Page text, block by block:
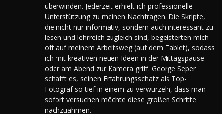
überwinden. Jederzeit erhielt ich professionelle
Unterstützung zu meinen Nachfragen. Die Skripte,
die nicht nur informativ, sondern auch interessant zu
lesen und lehrreich zugleich sind, begeisterten mich
oft auf meinem Arbeitsweg (auf dem Tablet), sodass
ich mit kreativen neuen Ideen in der Mittagspause
oder am Abend zur Kamera griff. George Seper
schafft es, seinen Erfahrungsschatz als Top-
Fotograf so tief in einem zu verwurzeln, dass man
sofort versuchen möchte diese großen Schritte
nachzuahmen.